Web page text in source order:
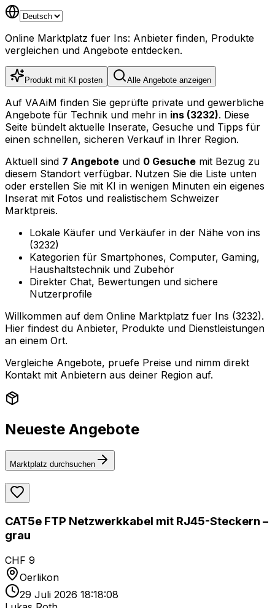
Online Marktplatz fuer Ins: Anbieter finden, Produkte
vergleichen und Angebote entdecken.
Produkt mit KI posten Alle Angebote anzeigen
Auf VAAiM finden Sie geprüfte private und gewerbliche
Angebote für Technik und mehr in ins (3232). Diese
Seite bündelt aktuelle Inserate, Gesuche und Tipps für
einen schnellen, sicheren Verkauf in Ihrer Region.
Aktuell sind 7 Angebote und 0 Gesuche mit Bezug zu
diesem Standort verfügbar. Nutzen Sie die Liste unten
oder erstellen Sie mit KI in wenigen Minuten ein eigenes
Inserat mit Fotos und realistischem Schweizer
Marktpreis.
Lokale Käufer und Verkäufer in der Nähe von ins
(3232)
Kategorien für Smartphones, Computer, Gaming,
Haushaltstechnik und Zubehör
Direkter Chat, Bewertungen und sichere
Nutzerprofile
Willkommen auf dem Online Marktplatz fuer Ins (3232).
Hier findest du Anbieter, Produkte und Dienstleistungen
an einem Ort.
Vergleiche Angebote, pruefe Preise und nimm direkt
Kontakt mit Anbietern aus deiner Region auf.
Neueste Angebote
Marktplatz durchsuchen
CAT5e FTP Netzwerkkabel mit RJ45-Steckern –
grau
CHF 9
Oerlikon
29 Juli 2026 18:18:08